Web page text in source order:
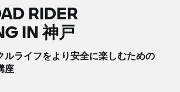
RIDER
IN 神戸
ルライフをより安全に楽しむための
座